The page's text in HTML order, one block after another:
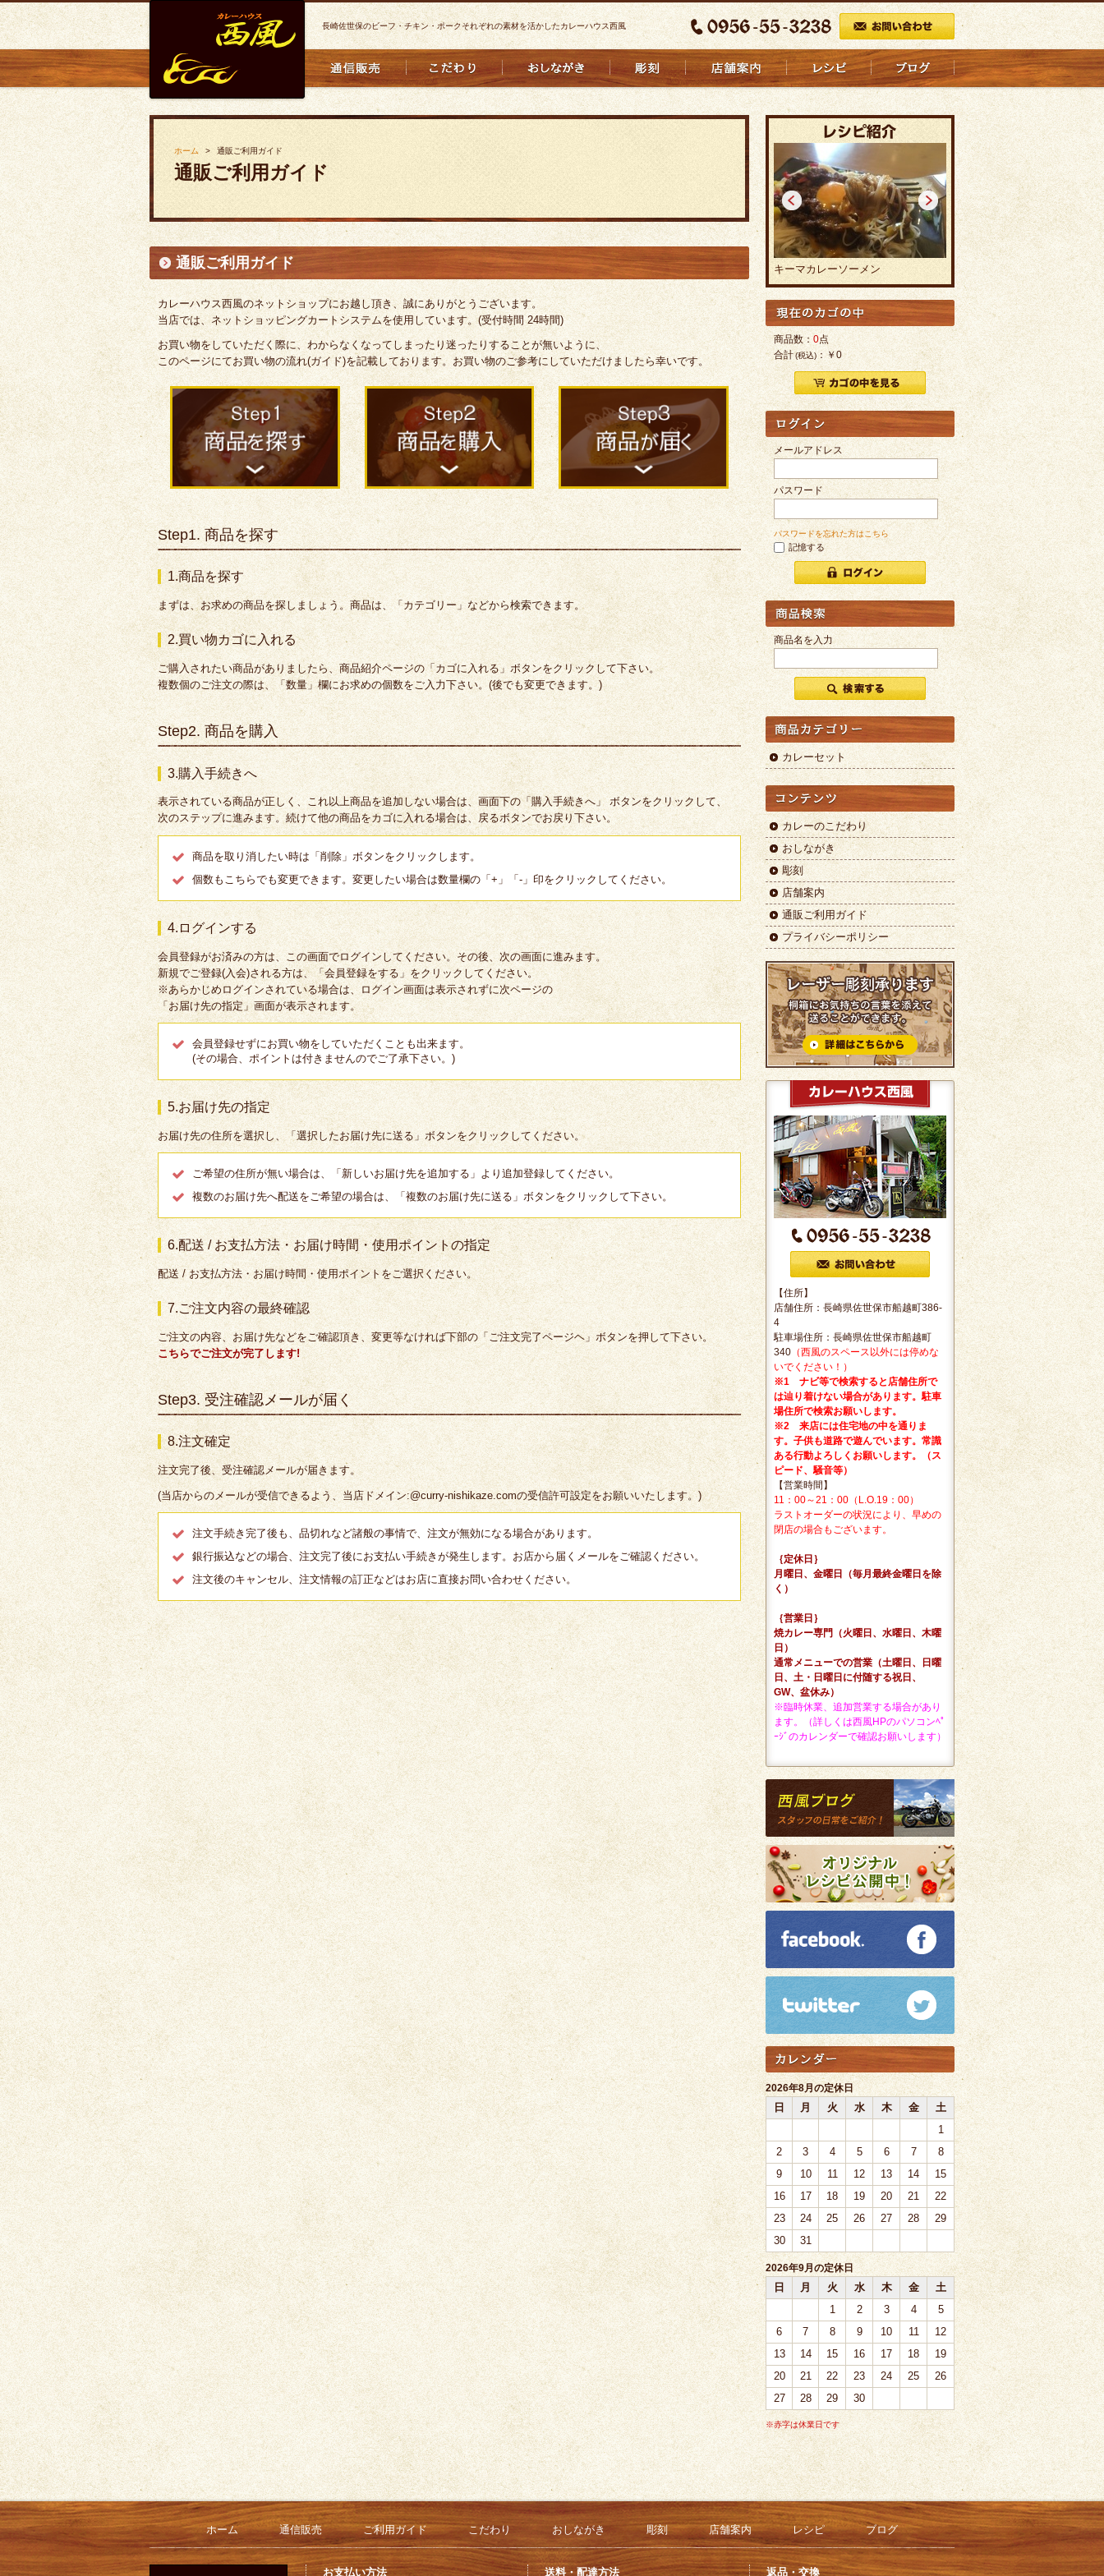
長崎佐世保のビーフ・チキン・ポークそれぞれの素材を活かしたカレーハウス西風
ホーム 通販ご利用ガイド
通販ご利用ガイド
通販ご利用ガイド
カレーハウス西風のネットショップにお越し頂き、誠にありがとうございます。
当店では、ネットショッピングカートシステムを使用しています。(受付時間 24時間)
お買い物をしていただく際に、わからなくなってしまったり迷ったりすることが無いように、
このページにてお買い物の流れ(ガイド)を記載しております。お買い物のご参考にしていただけましたら幸いです。
Step1. 商品を探す
1.商品を探す
まずは、お求めの商品を探しましょう。商品は、「カテゴリー」などから検索できます。
2.買い物カゴに入れる
ご購入されたい商品がありましたら、商品紹介ページの「カゴに入れる」ボタンをクリックして下さい。
複数個のご注文の際は、「数量」欄にお求めの個数をご入力下さい。(後でも変更できます。)
Step2. 商品を購入
3.購入手続きへ
表示されている商品が正しく、これ以上商品を追加しない場合は、画面下の「購入手続きへ」 ボタンをクリックして、
次のステップに進みます。続けて他の商品をカゴに入れる場合は、戻るボタンでお戻り下さい。
商品を取り消したい時は「削除」ボタンをクリックします。
個数もこちらでも変更できます。変更したい場合は数量欄の「+」「-」印をクリックしてください。
4.ログインする
会員登録がお済みの方は、この画面でログインしてください。その後、次の画面に進みます。
新規でご登録(入会)される方は、「会員登録をする」をクリックしてください。
※あらかじめログインされている場合は、ログイン画面は表示されずに次ページの
「お届け先の指定」画面が表示されます。
会員登録せずにお買い物をしていただくことも出来ます。
(その場合、ポイントは付きませんのでご了承下さい。)
5.お届け先の指定
お届け先の住所を選択し、「選択したお届け先に送る」ボタンをクリックしてください。
ご希望の住所が無い場合は、「新しいお届け先を追加する」より追加登録してください。
複数のお届け先へ配送をご希望の場合は、「複数のお届け先に送る」ボタンをクリックして下さい。
6.配送 / お支払方法・お届け時間・使用ポイントの指定
配送 / お支払方法・お届け時間・使用ポイントをご選択ください。
7.ご注文内容の最終確認
ご注文の内容、お届け先などをご確認頂き、変更等なければ下部の「ご注文完了ページヘ」ボタンを押して下さい。
こちらでご注文が完了します!
Step3. 受注確認メールが届く
8.注文確定
注文完了後、受注確認メールが届きます。
(当店からのメールが受信できるよう、当店ドメイン:@curry-nishikaze.comの受信許可設定をお願いいたします。)
注文手続き完了後も、品切れなど諸般の事情で、注文が無効になる場合があります。
銀行振込などの場合、注文完了後にお支払い手続きが発生します。お店から届くメールをご確認ください。
注文後のキャンセル、注文情報の訂正などはお店に直接お問い合わせください。
焼カレー カレーうどん キーマカレーソーメン 焼カレーラーメン
< >
商品数：0点
合計(税込)：￥0
メールアドレス
パスワード
パスワードを忘れた方はこちら
記憶する
商品名を入力
カレーセット
カレーのこだわり
おしながき
彫刻
店舗案内
通販ご利用ガイド
プライバシーポリシー
【住所】
店舗住所：長崎県佐世保市船越町386-
4
駐車場住所：長崎県佐世保市船越町
340 （西風のスペース以外には停めな
いでください！）
※1 ナビ等で検索すると店舗住所で
は辿り着けない場合があります。駐車
場住所で検索お願いします。
※2 来店には住宅地の中を通りま
す。子供も道路で遊んでいます。常識
ある行動よろしくお願いします。（ス
ピード、騒音等）
【営業時間】
11：00～21：00（L.O.19：00）
ラストオーダーの状況により、早めの
閉店の場合もございます。
｛定休日｝
月曜日、金曜日（毎月最終金曜日を除
く）
｛営業日｝
焼カレー専門（火曜日、水曜日、木曜
日）
通常メニューでの営業（土曜日、日曜
日、土・日曜日に付随する祝日、
GW、盆休み）
※臨時休業、追加営業する場合があり
ます。（詳しくは西風HPのパソコンﾍﾟ
ｰｼﾞのカレンダーで確認お願いします）
2026年8月の定休日
日 月 火 水 木 金
土
1
2
3 4 5 6 7
8
9
10 11 12 13 14
15
16
17 18 19 20 21
22
23
24 25 26 27 28
29
30
31
2026年9月の定休日
日 月 火 水 木 金
土
1
2 3 4
5
6
7 8 9 10 11
12
13
14 15 16 17 18
19
20
21 22 23 24 25
26
27
28 29 30
※赤字は休業日です
ホーム 通信販売 ご利用ガイド こだわり おしながき 彫刻 店舗案内 レシピ ブログ
お支払い方法 送料・配達方法 返品・交換